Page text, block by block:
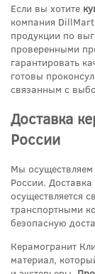
Если вы хотите
компания
продукции по
проверенными
гарантировать
готовы
связанным с
Доставка
России
Мы осуществляем
России.
осуществляется
транспортными
безопасную
Керамогранит
материал,